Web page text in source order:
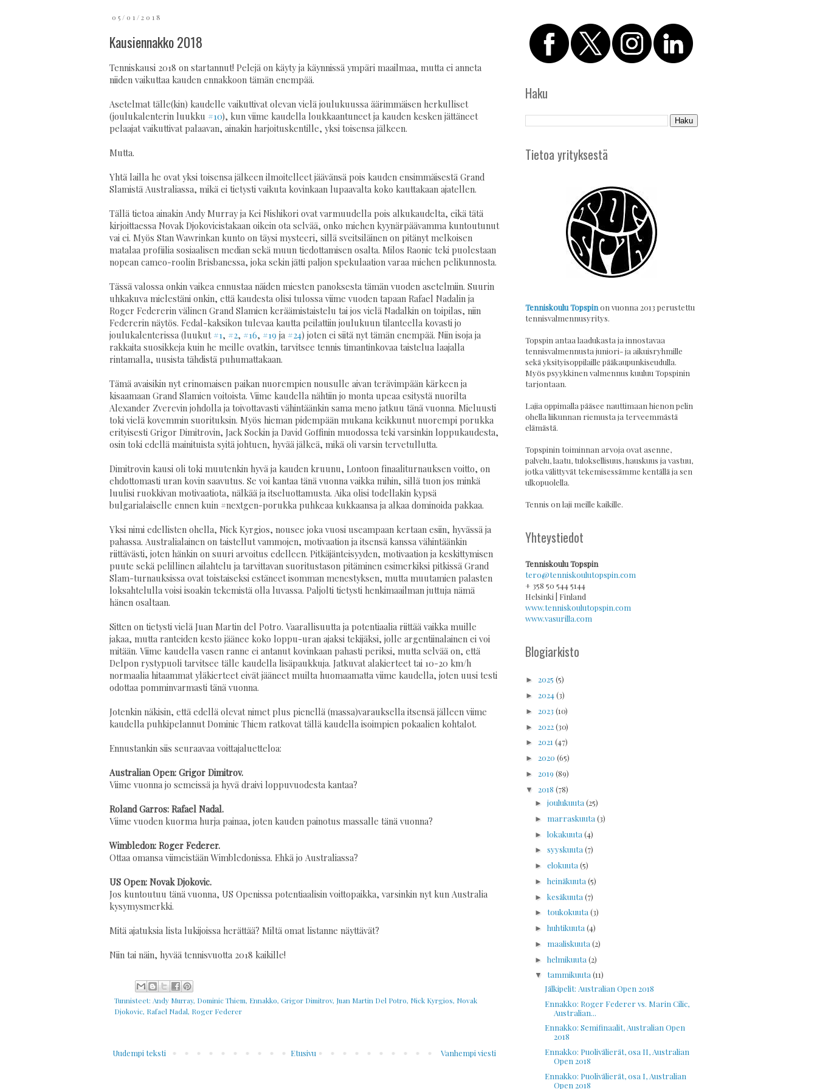
05/01/2018
Kausiennakko 2018
Tenniskausi 2018 on startannut! Pelejä on käyty ja käynnissä ympäri maailmaa, mutta ei anneta
niiden vaikuttaa kauden ennakkoon tämän enempää.
Asetelmat tälle(kin) kaudelle vaikuttivat olevan vielä joulukuussa äärimmäisen herkulliset
(joulukalenterin luukku #10), kun viime kaudella loukkaantuneet ja kauden kesken jättäneet
pelaajat vaikuttivat palaavan, ainakin harjoituskentille, yksi toisensa jälkeen.
Mutta.
Yhtä lailla he ovat yksi toisensa jälkeen ilmoitelleet jäävänsä pois kauden ensimmäisestä Grand
Slamistä Australiassa, mikä ei tietysti vaikuta kovinkaan lupaavalta koko kauttakaan ajatellen.
Tällä tietoa ainakin Andy Murray ja Kei Nishikori ovat varmuudella pois alkukaudelta, eikä tätä
kirjoittaessa Novak Djokovicistakaan oikein ota selvää, onko miehen kyynärpäävamma kuntoutunut
vai ei. Myös Stan Wawrinkan kunto on täysi mysteeri, sillä sveitsiläinen on pitänyt melkoisen
matalaa profiilia sosiaalisen median sekä muun tiedottamisen osalta. Milos Raonic teki puolestaan
nopean cameo-roolin Brisbanessa, joka sekin jätti paljon spekulaation varaa miehen pelikunnosta.
Tässä valossa onkin vaikea ennustaa näiden miesten panoksesta tämän vuoden asetelmiin. Suurin
uhkakuva mielestäni onkin, että kaudesta olisi tulossa viime vuoden tapaan Rafael Nadalin ja
Roger Federerin välinen Grand Slamien keräämistaistelu tai jos vielä Nadalkin on toipilas, niin
Federerin näytös. Fedal-kaksikon tulevaa kautta peilattiin joulukuun tilanteella kovasti jo
joulukalenterissa (luukut #1, #2, #16, #19 ja #24) joten ei siitä nyt tämän enempää. Niin isoja ja
rakkaita suosikkeja kuin he meille ovatkin, tarvitsee tennis timantinkovaa taistelua laajalla
rintamalla, uusista tähdistä puhumattakaan.
Tämä avaisikin nyt erinomaisen paikan nuorempien nousulle aivan terävimpään kärkeen ja
kisaamaan Grand Slamien voitoista. Viime kaudella nähtiin jo monta upeaa esitystä nuorilta
Alexander Zverevin johdolla ja toivottavasti vähintäänkin sama meno jatkuu tänä vuonna. Mieluusti
toki vielä kovemmin suorituksin. Myös hieman pidempään mukana keikkunut nuorempi porukka
erityisesti Grigor Dimitrovin, Jack Sockin ja David Goffinin muodossa teki varsinkin loppukaudesta,
osin toki edellä mainituista syitä johtuen, hyvää jälkeä, mikä oli varsin tervetullutta.
Dimitrovin kausi oli toki muutenkin hyvä ja kauden kruunu, Lontoon finaaliturnauksen voitto, on
ehdottomasti uran kovin saavutus. Se voi kantaa tänä vuonna vaikka mihin, sillä tuon jos minkä
luulisi ruokkivan motivaatiota, nälkää ja itseluottamusta. Aika olisi todellakin kypsä
bulgarialaiselle ennen kuin #nextgen-porukka puhkeaa kukkaansa ja alkaa dominoida pakkaa.
Yksi nimi edellisten ohella, Nick Kyrgios, nousee joka vuosi useampaan kertaan esiin, hyvässä ja
pahassa. Australialainen on taistellut vammojen, motivaation ja itsensä kanssa vähintäänkin
riittävästi, joten hänkin on suuri arvoitus edelleen. Pitkäjänteisyyden, motivaation ja keskittymisen
puute sekä pelillinen ailahtelu ja tarvittavan suoritustason pitäminen esimerkiksi pitkissä Grand
Slam-turnauksissa ovat toistaiseksi estäneet isomman menestyksen, mutta muutamien palasten
loksahtelulla voisi isoakin tekemistä olla luvassa. Paljolti tietysti henkimaailman juttuja nämä
hänen osaltaan.
Sitten on tietysti vielä Juan Martin del Potro. Vaarallisuutta ja potentiaalia riittää vaikka muille
jakaa, mutta ranteiden kesto jäänee koko loppu-uran ajaksi tekijäksi, jolle argentiinalainen ei voi
mitään. Viime kaudella vasen ranne ei antanut kovinkaan pahasti periksi, mutta selvää on, että
Delpon rystypuoli tarvitsee tälle kaudella lisäpaukkuja. Jatkuvat alakierteet tai 10-20 km/h
normaalia hitaammat yläkierteet eivät jääneet muilta huomaamatta viime kaudella, joten uusi testi
odottaa pomminvarmasti tänä vuonna.
Jotenkin näkisin, että edellä olevat nimet plus pienellä (massa)varauksella itsensä jälleen viime
kaudella puhkipelannut Dominic Thiem ratkovat tällä kaudella isoimpien pokaalien kohtalot.
Ennustankin siis seuraavaa voittajaluetteloa:
Australian Open: Grigor Dimitrov.
Viime vuonna jo semeissä ja hyvä draivi loppuvuodesta kantaa?
Roland Garros: Rafael Nadal.
Viime vuoden kuorma hurja painaa, joten kauden painotus massalle tänä vuonna?
Wimbledon: Roger Federer.
Ottaa omansa viimeistään Wimbledonissa. Ehkä jo Australiassa?
US Open: Novak Djokovic.
Jos kuntoutuu tänä vuonna, US Openissa potentiaalisin voittopaikka, varsinkin nyt kun Australia
kysymysmerkki.
Mitä ajatuksia lista lukijoissa herättää? Miltä omat listanne näyttävät?
Niin tai näin, hyvää tennisvuotta 2018 kaikille!
Tunnisteet: Andy Murray, Dominic Thiem, Ennakko, Grigor Dimitrov, Juan Martin Del Potro, Nick Kyrgios, Novak
Djokovic, Rafael Nadal, Roger Federer
Uudempi teksti Vanhempi viesti
Etusivu
Haku
Tietoa yrityksestä
Tenniskoulu Topspinon vuonna 2013 perustettu
tennisvalmennusyritys.
Topspin antaa laadukasta ja innostavaa
tennisvalmennusta juniori- ja aikuisryhmille
sekä yksityisoppilaille pääkaupunkiseudulla.
Myös psyykkinen valmennus kuuluu Topspinin
tarjontaan.
Lajia oppimalla pääsee nauttimaan hienon pelin
ohella liikunnan riemusta ja terveemmästä
elämästä.
Topspinin toiminnan arvoja ovat asenne,
palvelu, laatu, tuloksellisuus, hauskuus ja vastuu,
jotka välittyvät tekemisessämme kentällä ja sen
ulkopuolella.
Tennis on laji meille kaikille.
Yhteystiedot
Tenniskoulu Topspin
tero@tenniskoulutopspin.com
+ 358 50 544 5144
Helsinki | Finland
www.tenniskoulutopspin.com
www.vasurilla.com
Blogiarkisto
► 2025 (5)
► 2024(3)
► 2023 (10)
► 2022(30)
► 2021 (47)
► 2020 (65)
► 2019 (89)
▼ 2018 (78)
►joulukuuta(25)
► marraskuuta(3)
►lokakuuta(4)
►syyskuuta(7)
►elokuuta(5)
►heinäkuuta(5)
►kesäkuuta(7)
►toukokuuta(3)
►huhtikuuta(4)
► maaliskuuta(2)
►helmikuuta(2)
▼tammikuuta(11)
Jälkipelit: Australian Open 2018
Ennakko: Roger Federer vs. Marin Cilic,
Australian...
Ennakko: Semifinaalit, Australian Open
2018
Ennakko: Puolivälierät, osa II, Australian
Open 2018
Ennakko: Puolivälierät, osa I, Australian
Open 2018